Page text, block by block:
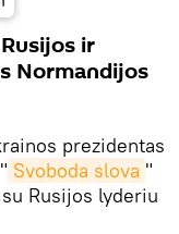
ir
Normandijos
prezidentas
Svoboda slova "
Rusijos lyderiu